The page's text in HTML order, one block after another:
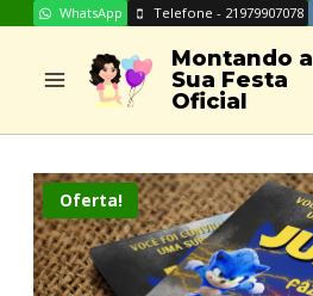
Skip
content
WhatsApp Telefone - 21979907078
Montando a
Sua Festa
Oficial
Oferta!